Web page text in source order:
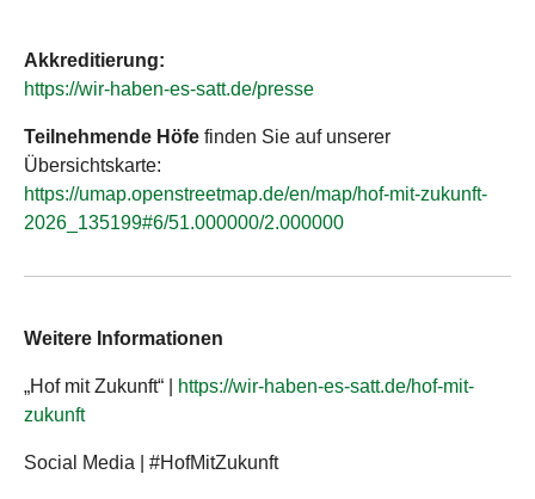
Akkreditierung:
https://wir-haben-es-satt.de/presse
Teilnehmende Höfe finden Sie auf unserer
Übersichtskarte:
https://umap.openstreetmap.de/en/map/hof-mit-zukunft-
2026_135199#6/51.000000/2.000000
Weitere Informationen
„Hof mit Zukunft“ |
https://wir-haben-es-satt.de/hof-mit-
zukunft
Social Media | #HofMitZukunft